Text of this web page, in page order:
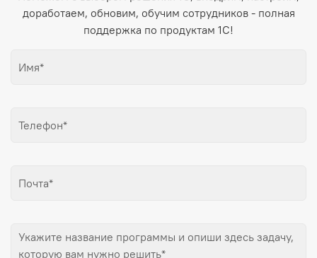
доработаем, обновим, обучим сотрудников - полная
поддержка по продуктам 1С!